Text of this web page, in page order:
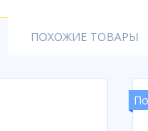
ПОХОЖИЕ ТОВАРЫ